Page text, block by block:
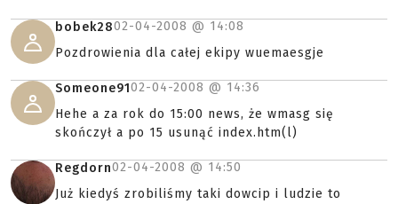
bobek2802-04-2008 @ 14:08
Pozdrowienia dla całej ekipy wuemaesgje
Someone9102-04-2008 @ 14:36
Hehe a za rok do 15:00 news, że wmasg się
skończył a po 15 usunąć index.htm(l)
Regdorn02-04-2008 @ 14:50
Już kiedyś zrobiliśmy taki dowcip i ludzie to